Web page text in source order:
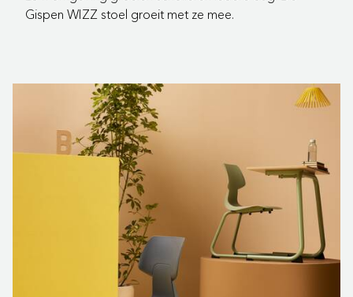
Gispen WIZZ stoel groeit met ze mee.